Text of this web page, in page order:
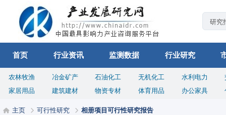
首页 行业资讯 监测数据 行业研究
农林牧渔 冶金矿产 石油化工 无机化工 水利电力
家居用品
建筑建材 物资专材 体育用品 办公家具
主页 可行性研究 相册项目可行性研究报告